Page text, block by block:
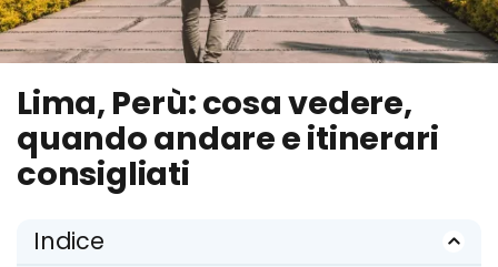
Lima, Perù: cosa vedere,
quando andare e itinerari
consigliati
Indice